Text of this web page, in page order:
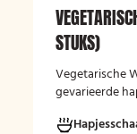
STUKS)
Vegetarische
gevarieerde
andere